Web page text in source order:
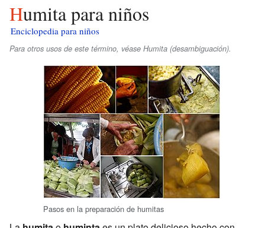
Humita para niños
Enciclopedia para niños
Para otros usos de este término, véase Humita (desambiguación).
Pasos en la preparación de humitas